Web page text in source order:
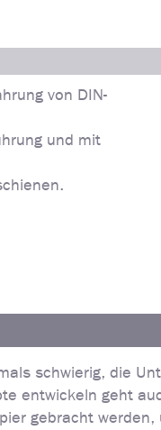
von DIN-
und mit
schwierig, die
entwickeln geht
gebracht